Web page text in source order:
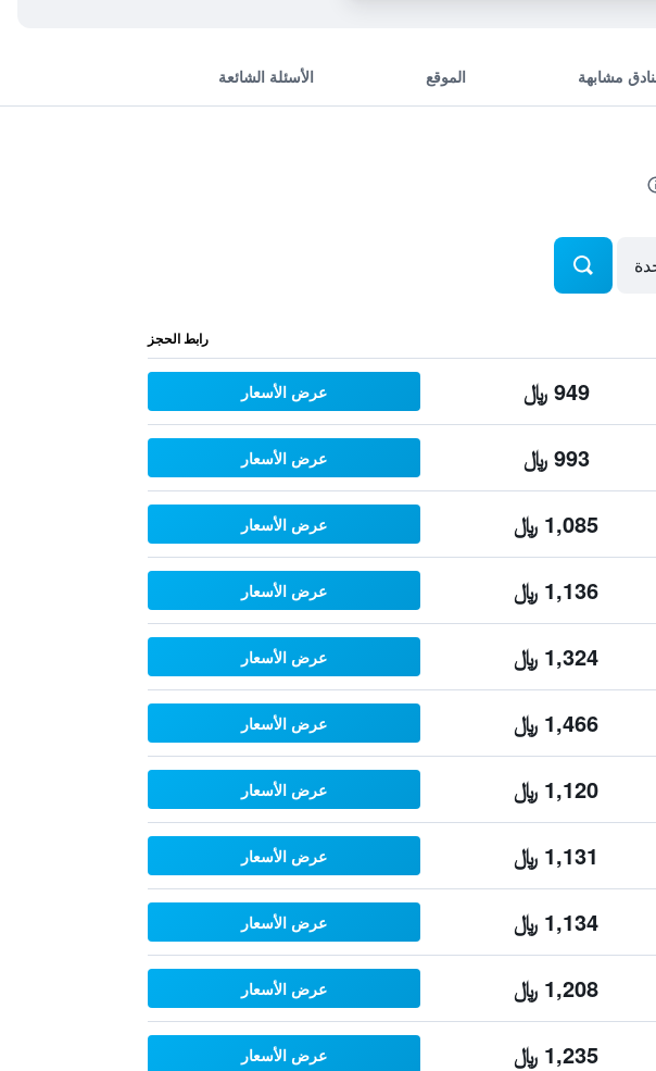
مشابهة الموقع الأسئلة الشائعة
رابط الحجز
949 ﷼ عرض الأسعار
993 ﷼ عرض الأسعار
1,085 ﷼ عرض الأسعار
1,136 ﷼ عرض الأسعار
1,324 ﷼ عرض الأسعار
1,466 ﷼ عرض الأسعار
1,120 ﷼ عرض الأسعار
1,131 ﷼ عرض الأسعار
1,134 ﷼ عرض الأسعار
1,208 ﷼ عرض الأسعار
1,235 ﷼ عرض الأسعار